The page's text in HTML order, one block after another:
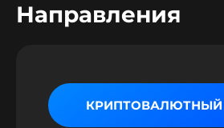
Направления
КРИПТОВАЛЮТНЫЙ